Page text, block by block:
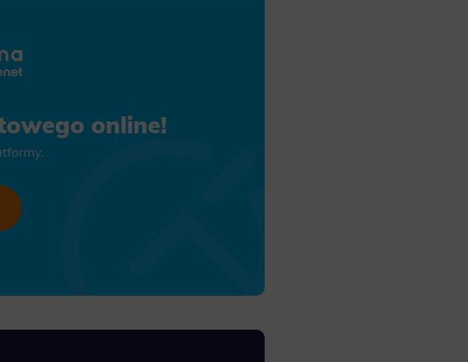
on browsing history and habits and
other websites, profile the user,
appropriate.
online!